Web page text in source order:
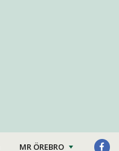
MR ÖREBRO